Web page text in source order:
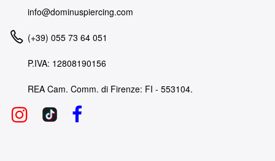
info@dominuspiercing.com
(+39) 055 73 64 051
P.IVA: 12808190156
REA Cam. Comm. di Firenze: FI - 553104.